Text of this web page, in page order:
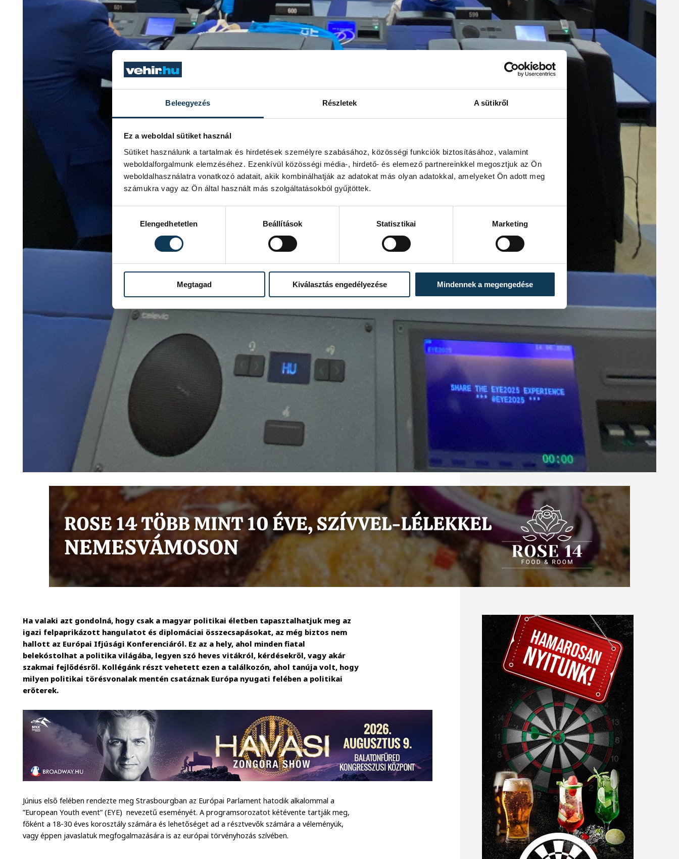
Beleegyezés Részletek A sütikről
Ez a weboldal sütiket használ
Sütiket használunk a tartalmak és hirdetések személyre szabásához, közösségi funkciók biztosításához, valamint
weboldalforgalmunk elemzéséhez. Ezenkívül közösségi média-, hirdető- és elemező partnereinkkel megosztjuk az Ön
weboldalhasználatra vonatkozó adatait, akik kombinálhatják az adatokat más olyan adatokkal, amelyeket Ön adott meg
számukra vagy az Ön által használt más szolgáltatásokból gyűjtöttek.
Elengedhetetlen
Beállítások Statisztikai Marketing
Megtagad Kiválasztás engedélyezése Mindennek a megengedése
Ha valaki azt gondolná, hogy csak a magyar politikai életben tapasztalhatjuk meg az
igazi felpaprikázott hangulatot és diplomáciai összecsapásokat, az még biztos nem
hallott az Európai Ifjúsági Konferenciáról. Ez az a hely, ahol minden fiatal
belekóstolhat a politika világába, legyen szó heves vitákról, kérdésekről, vagy akár
szakmai fejlődésről. Kollégánk részt vehetett ezen a találkozón, ahol tanúja volt, hogy
milyen politikai törésvonalak mentén csatáznak Európa nyugati felében a politikai
erőterek.
Június első felében rendezte meg Strasbourgban az Európai Parlament hatodik alkalommal a
”European Youth event” (EYE) nevezetű eseményét. A programsorozatot kétévente tartják meg,
főként a 18-30 éves korosztály számára és lehetőséget ad a résztvevők számára a véleményük,
vagy éppen javaslatuk megfogalmazására is az európai törvényhozás szívében.